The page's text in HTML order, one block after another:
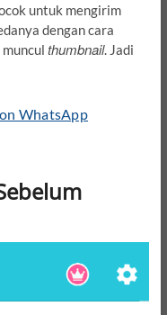
untuk mengirim
dengan cara
thumbnail. Jadi
WhatsApp